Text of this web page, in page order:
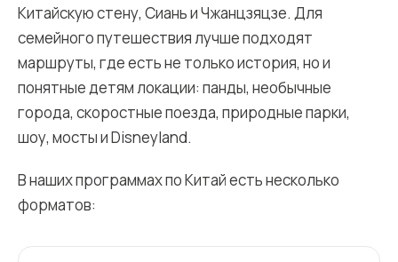
Китайскую стену, Сиань и Чжанцзяцзе. Для
семейного путешествия лучше подходят
маршруты, где есть не только история, но и
понятные детям локации: панды, необычные
города, скоростные поезда, природные парки,
шоу, мосты и Disneyland.
В наших программах поКитайесть несколько
форматов: